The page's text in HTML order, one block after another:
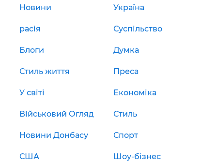
Новини Україна
расія Суспільство
Блоги Думка
Стиль життя Преса
У світі Економіка
Військовий Огляд Стиль
Новини Донбасу Спорт
США Шоу-бізнес